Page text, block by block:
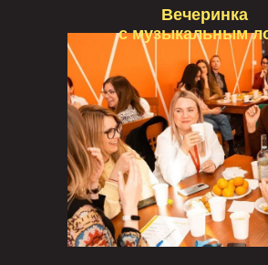
Вечеринка
с музыкальным